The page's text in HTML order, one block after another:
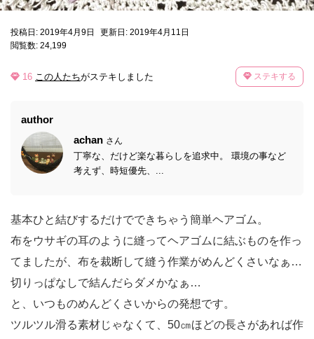
投稿日: 2019年4月9日
更新日: 2019年4月11日
閲覧数: 24,199
16 この人たちがステキしました ステキする
author
achan さん
丁寧な、だけど楽な暮らしを追求中。 環境の事など
考えず、時短優先、...
基本ひと結びするだけでできちゃう簡単ヘアゴム。
布をウサギの耳のように縫ってヘアゴムに結ぶものを作っ
てましたが、布を裁断して縫う作業がめんどくさいなぁ…
切りっぱなしで結んだらダメかなぁ…
と、いつものめんどくさいからの発想です。
ツルツル滑る素材じゃなくて、50㎝ほどの長さがあれば作